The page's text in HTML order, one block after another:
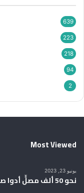
639
223
218
94
2
Most Viewed
يونيو 23, 2023
نحو 50 ألف مصلٍّ أدوا صلاة الجمعة في الأقصى